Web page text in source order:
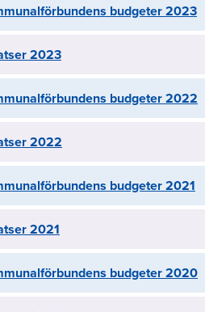
budgeter 2023
2023
budgeter 2022
2022
budgeter 2021
2021
budgeter 2020